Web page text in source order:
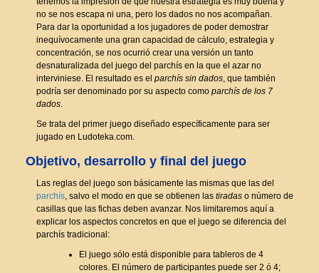
no se nos escapa ni una, pero los dados no nos acompañan.
Para dar la oportunidad a los jugadores de poder demostrar
inequívocamente una gran capacidad de cálculo, estrategia y
concentración, se nos ocurrió crear una versión un tanto
desnaturalizada del juego del parchís en la que el azar no
interviniese. El resultado es el parchís sin dados, que también
podría ser denominado por su aspecto como parchís de los 7
dados.
Se trata del primer juego diseñado específicamente para ser
jugado en Ludoteka.com.
Objetivo, desarrollo y final del juego
Las reglas del juego son básicamente las mismas que las del
parchís, salvo el modo en que se obtienen las tiradas o número de
casillas que las fichas deben avanzar. Nos limitaremos aquí a
explicar los aspectos concretos en que el juego se diferencia del
parchís tradicional:
El juego sólo está disponible para tableros de 4
colores. El número de participantes puede ser 2 ó 4;